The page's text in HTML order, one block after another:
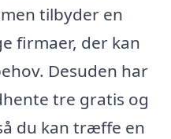
tilbyder en
firmaer, der kan
Desuden har
tre gratis og
du kan træffe en